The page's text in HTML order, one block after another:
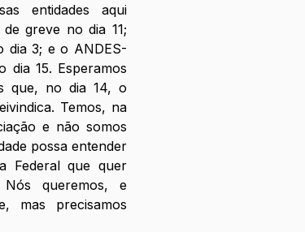
entidades aqui
greve no dia 11;
dia 3; e o ANDES-
dia 15. Esperamos
que, no dia 14, o
Temos, na
e não somos
possa entender
Federal que quer
queremos, e
mas precisamos